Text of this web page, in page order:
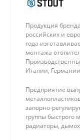
Продукция
российских и
года
монтажа
Италии,
Предприятие
запорно-
группы быстрого
радиаторы,